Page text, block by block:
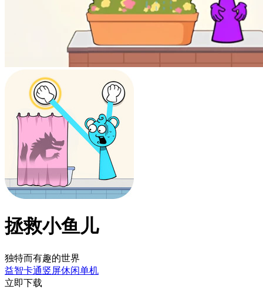
拯救小鱼儿
独特而有趣的世界
益智卡通竖屏休闲单机
立即下载